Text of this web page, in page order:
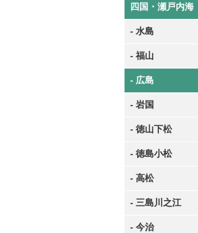
四国・瀬戸内海
- 水島
- 福山
- 広島
- 岩国
- 徳山下松
- 徳島小松
- 高松
- 三島川之江
- 今治